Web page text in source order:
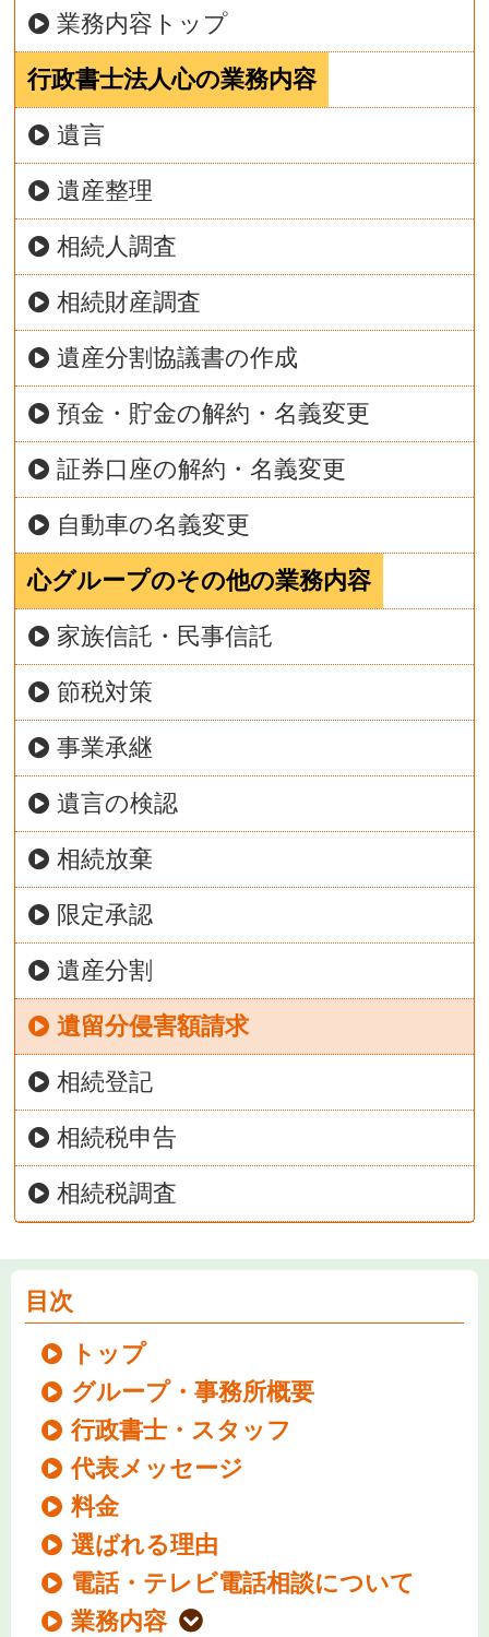
業務内容トップ
行政書士法人心の業務内容
遺言
遺産整理
相続人調査
相続財産調査
遺産分割協議書の作成
預金・貯金の解約・名義変更
証券口座の解約・名義変更
自動車の名義変更
心グループのその他の業務内容
家族信託・民事信託
節税対策
事業承継
遺言の検認
相続放棄
限定承認
遺産分割
遺留分侵害額請求
相続登記
相続税申告
相続税調査
目次
トップ
グループ・事務所概要
行政書士・スタッフ
代表メッセージ
料金
選ばれる理由
電話・テレビ電話相談について
業務内容